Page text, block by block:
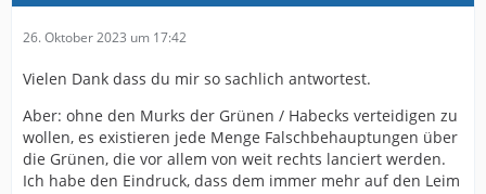
26. Oktober 2023 um 17:42
Vielen Dank dass du mir so sachlich antwortest.
Aber: ohne den Murks der Grünen / Habecks verteidigen zu
wollen, es existieren jede Menge Falschbehauptungen über
die Grünen, die vor allem von weit rechts lanciert werden.
Ich habe den Eindruck, dass dem immer mehr auf den Leim